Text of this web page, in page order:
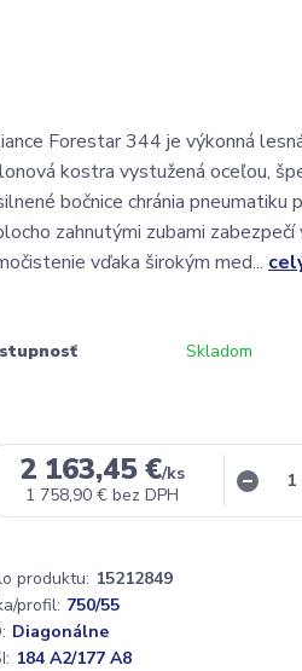
Forestar 344 je výkonná
kostra vystužená oceľou,
bočnice chránia
zahnutými zubami
vďaka širokým med...
Skladom
2 163,45 €/ks
1 758,90 € bez DPH
produktu: 15212849
profil: 750/55
Diagonálne
184 A2/177 A8